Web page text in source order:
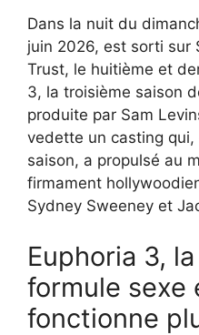
Dans la nuit du
juin 2026, est sorti sur
Trust, le huitième et
3, la troisième saison
produite par Sam
vedette un casting
saison, a propulsé au
firmament
Sydney Sweeney et
Euphoria 3,
formule sexe
fonctionne